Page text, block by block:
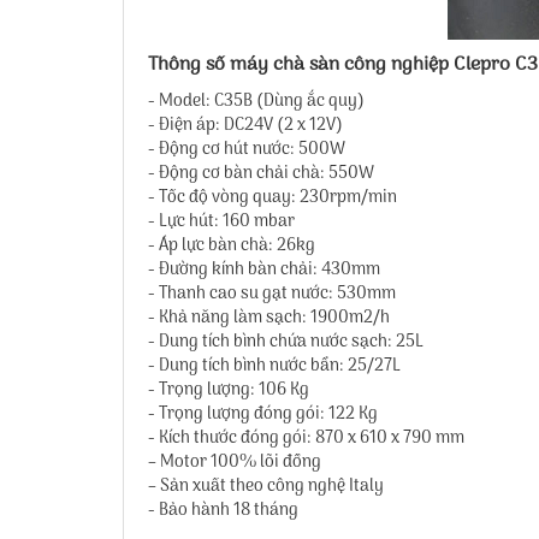
Thông số máy chà sàn công nghiệp Clepro
- Model: C35B (Dùng ắc quy)
- Điện áp: DC24V (2 x 12V)
- Động cơ hút nước: 500W
- Động cơ bàn chải chà: 550W
- Tốc độ vòng quay: 230rpm/min
- Lực hút: 160 mbar
- Áp lực bàn chà: 26kg
- Đường kính bàn chải: 430mm
- Thanh cao su gạt nước: 530mm
- Khả năng làm sạch: 1900m2/h
- Dung tích bình chứa nước sạch: 25L
- Dung tích bình nước bẩn: 25/27L
- Trọng lượng: 106 Kg
- Trọng lượng đóng gói: 122 Kg
- Kích thước đóng gói: 870 x 610 x 790 mm
– Motor 100% lõi đồng
– Sản xuất theo công nghệ Italy
- Bảo hành 18 tháng